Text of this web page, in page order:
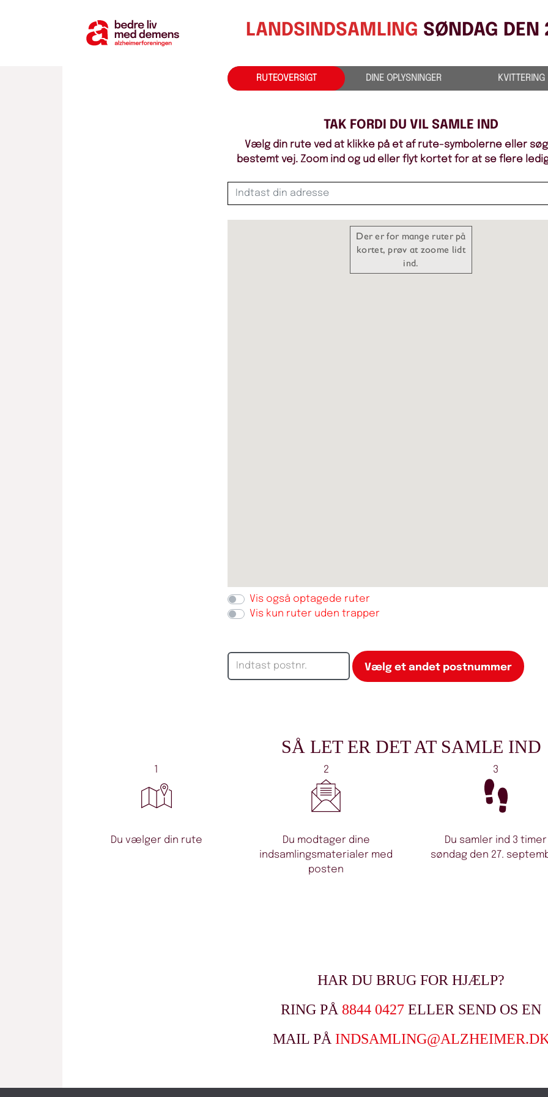
LANDSINDSAMLING SØNDAG DEN
RUTEOVERSIGT DINE OPLYSNINGER KVITTERING
TAK FORDI DU VIL SAMLE IND
Vælg din rute ved at klikke på et af rute-symbolerne eller
bestemt vej. Zoom ind og ud eller flyt kortet for at se flere
Vis også optagede ruter
Vis kun ruter uden trapper
SÅ LET ER DET AT SAMLE IND
1
Du vælger din rute
2
Du modtager dine
indsamlingsmaterialer med
posten
3
Du samler ind 3 timer
søndag den 27.
HAR DU BRUG FOR HJÆLP?
RING PÅ 8844 0427 ELLER SEND OS EN
MAIL PÅ